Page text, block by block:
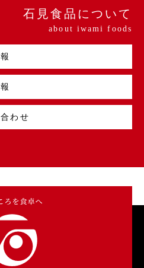
石見食品について
about iwami foods
わせ